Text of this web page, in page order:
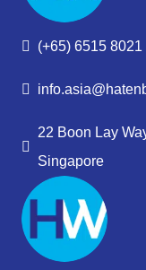
(+65) 6515 8021
22 Boon Lay
Singapore